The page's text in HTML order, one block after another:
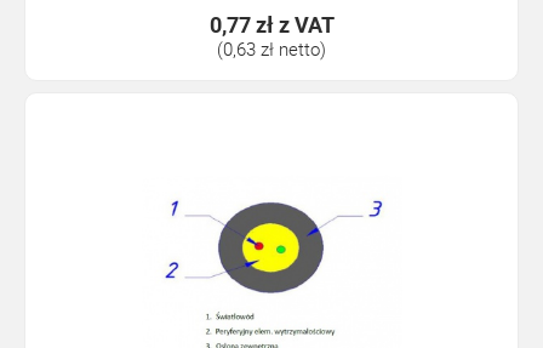
0,77 złz VAT
(0,63 zł netto)